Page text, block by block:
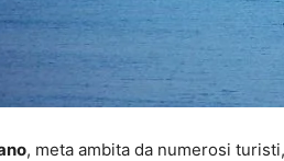
, meta ambita da numerosi